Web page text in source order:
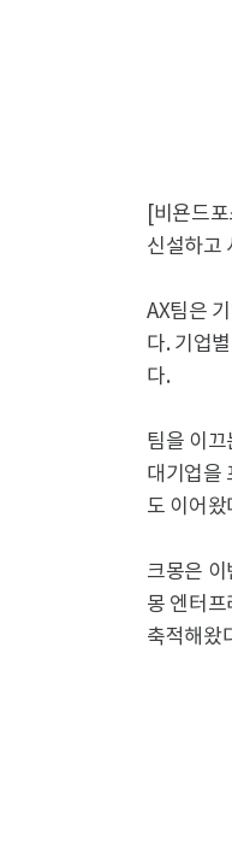
[비욘드
신설하고
AX팀은
다. 기업
다.
팀을 이
대기업을
도 이어
크몽은
몽 엔터
축적해왔